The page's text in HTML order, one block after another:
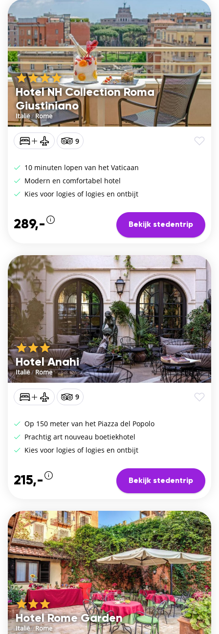
Hotel NH Collection Roma
Giustiniano
Italië/Rome
9
10 minuten lopen van het Vaticaan
Modern en comfortabel hotel
Kies voor logies of logies en ontbijt
289,- Bekijk stedentrip
Hotel Anahi
Italië/ Rome
9
Op 150 meter van het Piazza del Popolo
Prachtig art nouveau boetiekhotel
Kies voor logies of logies en ontbijt
215,- Bekijk stedentrip
Hotel Rome Garden
Italië/ Rome